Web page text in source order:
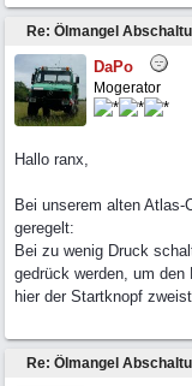
DaPo
Mogerator
Hallo ranx,
Bei unserem alten
geregelt:
Bei zu wenig Druck
gedrück werden, um
hier der Startknopf